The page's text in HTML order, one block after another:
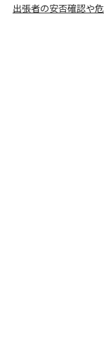
出張者の安否確認や